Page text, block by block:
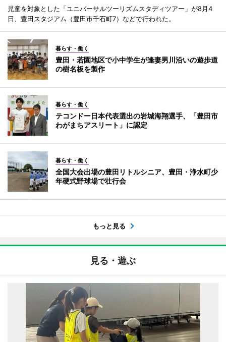
児童を対象とした「ユニバーサルツーリズムスタディツアー」が8月4
日、豊田スタジアム（豊田市千石町7）などで行われた。
暮らす・働く
豊田・若園地区で小中学生が逢妻男川沿いの遊歩道
の樹名板を製作
暮らす・働く
テコンドー日本代表選出の岩城海翔選手、「豊田市
わがまちアスリート」に認定
暮らす・働く
全国大会出場の豊田リトルシニア、豊田・浄水町少
年硬式野球場で壮行会
もっと見る
見る・遊ぶ